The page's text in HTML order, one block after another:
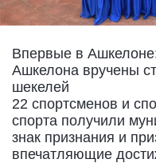
Впервые в
Ашкелона вручены
шекелей
22 спортсменов и
спорта получили
знак признания и
впечатляющие